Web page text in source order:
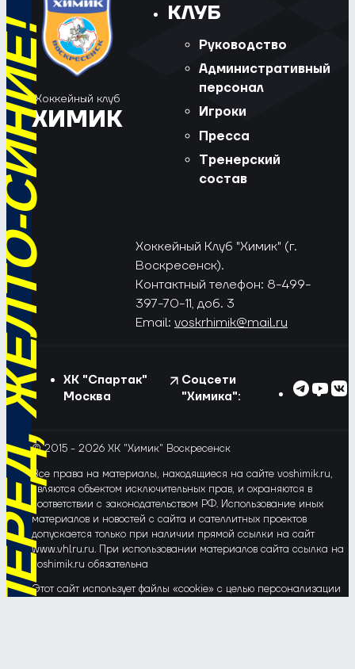
СИНИЕ!
Хоккейный клуб
ХИМИК
КЛУБ
Руководство
Административный
персонал
Игроки
Пресса
Тренерский
состав
Хоккейный Клуб "Химик" (г.
Воскресенск).
Контактный телефон: 8-499-
397-70-11, доб. 3
Email: voskrhimik@mail.ru
ХК "Спартак"
Москва
Соцсети
"Химика":
© 2015 - 2026 ХК "Химик" Воскресенск
Все права на материалы, находящиеся на сайте voshimik.ru,
являются объектом исключительных прав, и охраняются в
соответствии с законодательством РФ. Использование иных
материалов и новостей с сайта и сателлитных проектов
допускается только при наличии прямой ссылки на сайт
www.vhlru.ru. При использовании материалов сайта ссылка на
voshimik.ru обязательна
Этот сайт использует файлы «cookie» с целью персонализации